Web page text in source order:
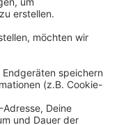
11:43
vorher
an Konzepten